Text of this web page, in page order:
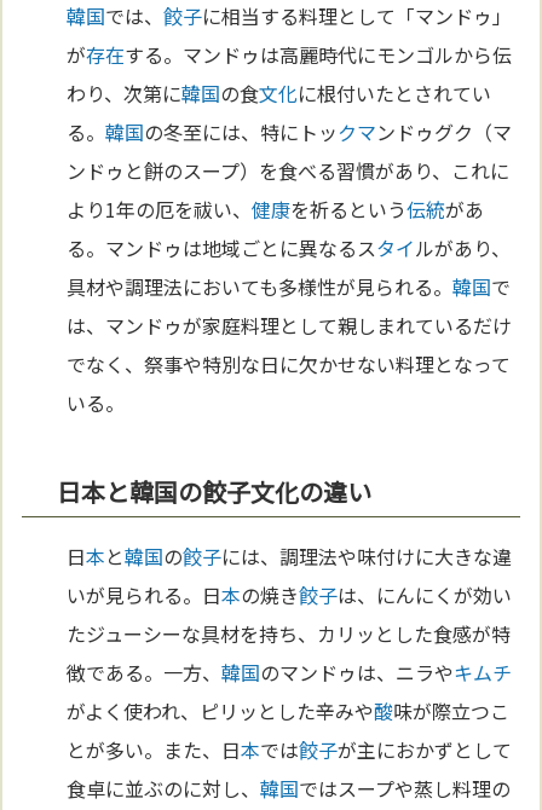
韓国では、餃子に相当する料理として「マンドゥ」
が存在する。マンドゥは高麗時代にモンゴルから伝
わり、次第に韓国の食文化に根付いたとされてい
る。韓国の冬至には、特にトックマンドゥグク（マ
ンドゥと餅のスープ）を食べる習慣があり、これに
より1年の厄を祓い、健康を祈るという伝統があ
る。マンドゥは地域ごとに異なるスタイルがあり、
具材や調理法においても多様性が見られる。韓国で
は、マンドゥが家庭料理として親しまれているだけ
でなく、祭事や特別な日に欠かせない料理となって
いる。
日本と韓国の餃子文化の違い
日本と韓国の餃子には、調理法や味付けに大きな違
いが見られる。日本の焼き餃子は、にんにくが効い
たジューシーな具材を持ち、カリッとした食感が特
徴である。一方、韓国のマンドゥは、ニラやキムチ
がよく使われ、ピリッとした辛みや酸味が際立つこ
とが多い。また、日本では餃子が主におかずとして
食卓に並ぶのに対し、韓国ではスープや蒸し料理の